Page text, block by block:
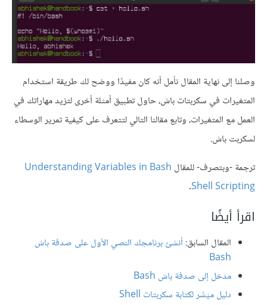
وصلنا إلى نهاية المقال نأمل أنه كان مفيدًا ووضح لك طريقة استخدام
المتغيرات في سكربتات باش، حاول تطبيق أمثلة أخرى لتزيد مهاراتك في
العمل مع المتغيرات، وتابع مقالنا التالي لتتعرف على كيفية تمرير الوسطاء
لسكربت باش.
ترجمة -وبتصرف- للمقال Understanding Variables in Bash
Shell Scripting
.
اقرأ أيضًا
المقال السابق: أنشئ برنامجك النصي الأول على صدفة باش
Bash
مدخل إلى صدفة باش Bash
دليل ميَسَّر لكتابة سكربتات Shell